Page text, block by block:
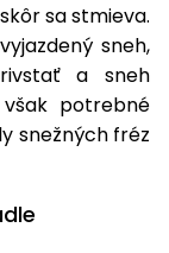
sa stmieva.
sneh,
a sneh
potrebné
snežných fréz